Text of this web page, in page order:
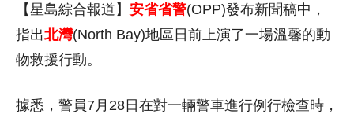
【星島綜合報道】 安省省警(OPP)發布新聞稿中，
指出北灣(North Bay)地區日前上演了一場溫馨的動
物救援行動。
據悉，警員7月28日在對一輛警車進行例行檢查時，